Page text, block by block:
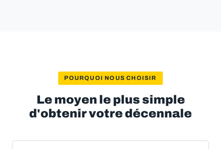
POURQUOI NOUS CHOISIR
Le moyen le plus simple
d'obtenir votre décennale